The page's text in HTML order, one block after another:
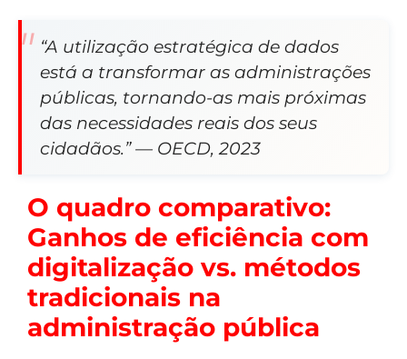
“A utilização estratégica de dados
está a transformar as administrações
públicas, tornando-as mais próximas
das necessidades reais dos seus
cidadãos.” — OECD, 2023
O quadro comparativo:
Ganhos de eficiência com
digitalização vs. métodos
tradicionais na
administração pública